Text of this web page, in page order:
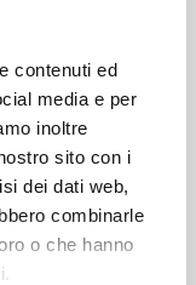
contenuti ed
media e per
inoltre
sito con i
dei dati web,
combinarle
o che hanno
anche
zabaione.
o arrosti.
stessa